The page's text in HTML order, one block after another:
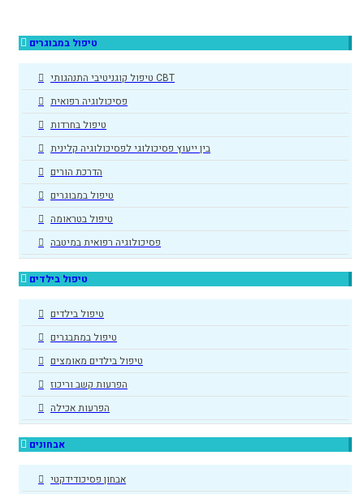
טיפול במבוגרים
טיפול קוגניטיבי התנהגותי CBT
פסיכולוגיה רפואית
טיפול בחרדות
בין ייעוץ פסיכולוגי לפסיכולוגיה קלינית
הדרכת הורים
טיפול במבוגרים
טיפול בטראומה
פסיכולוגיה רפואית במיטבה
טיפול בילדים
טיפול בילדים
טיפול במתבגרים
טיפול בילדים מאומצים
הפרעות קשב וריכוז
הפרעות אכילה
אבחונים
אבחון פסיכודידקטי